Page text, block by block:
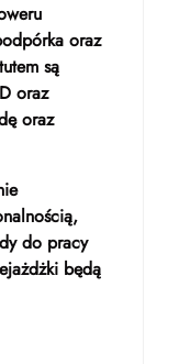
oraz
są
oraz
oraz
do pracy
będą